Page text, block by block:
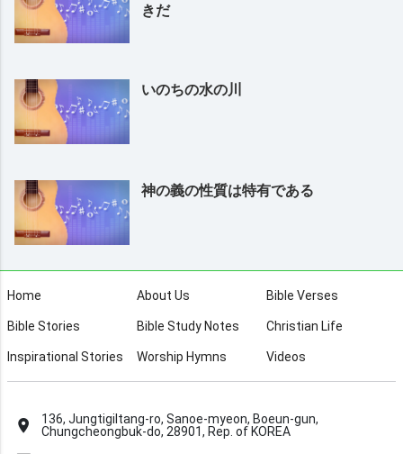
きだ
いのちの水の川
神の義の性質は特有である
Home About Us Bible Verses
Bible Stories Bible Study Notes Christian Life
Inspirational Stories Worship Hymns Videos
136, Jungtigiltang-ro, Sanoe-myeon, Boeun-gun,
Chungcheongbuk-do, 28901, Rep. of KOREA